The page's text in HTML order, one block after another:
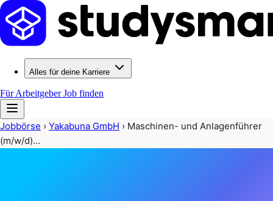
Alles für deine Karriere
Für ArbeitgeberJob finden
Jobbörse › Yakabuna GmbH › Maschinen- und Anlagenführer
(m/w/d)…